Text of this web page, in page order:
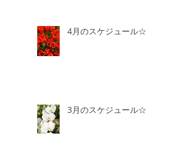
4月のスケジュール☆
3月のスケジュール☆